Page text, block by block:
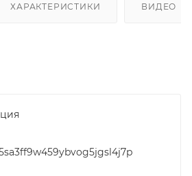
ХАРАКТЕРИСТИКИ ВИДЕО